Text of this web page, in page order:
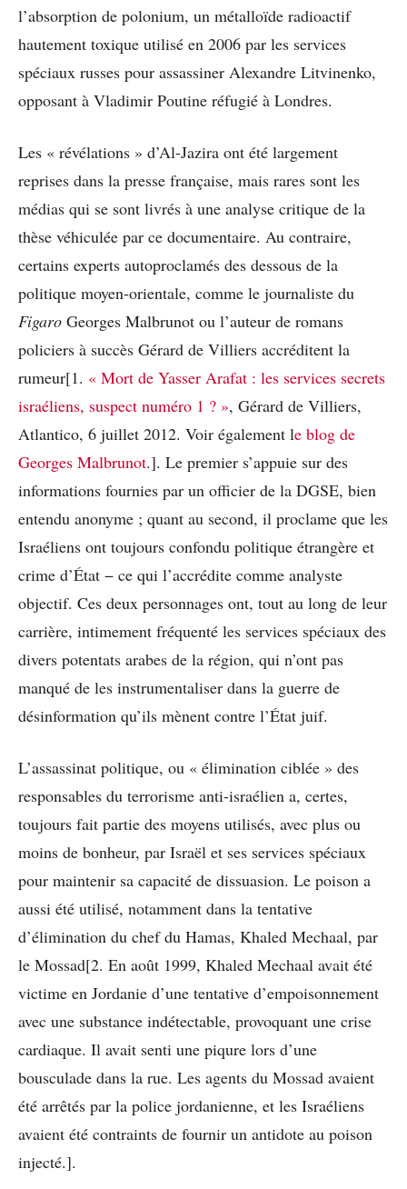
l’absorption de polonium, un métalloïde radioactif
hautement toxique utilisé en 2006 par les services
spéciaux russes pour assassiner Alexandre Litvinenko,
opposant à Vladimir Poutine réfugié à Londres.
Les « révélations » d’Al-Jazira ont été largement
reprises dans la presse française, mais rares sont les
médias qui se sont livrés à une analyse critique de la
thèse véhiculée par ce documentaire. Au contraire,
certains experts autoproclamés des dessous de la
politique moyen-orientale, comme le journaliste du
Figaro Georges Malbrunot ou l’auteur de romans
policiers à succès Gérard de Villiers accréditent la
rumeur[1. « Mort de Yasser Arafat : les services secrets
israéliens, suspect numéro 1 ? », Gérard de Villiers,
Atlantico, 6 juillet 2012. Voir également le blog de
Georges Malbrunot.]. Le premier s’appuie sur des
informations fournies par un officier de la DGSE, bien
entendu anonyme ; quant au second, il proclame que les
Israéliens ont toujours confondu politique étrangère et
crime d’État − ce qui l’accrédite comme analyste
objectif. Ces deux personnages ont, tout au long de leur
carrière, intimement fréquenté les services spéciaux des
divers potentats arabes de la région, qui n’ont pas
manqué de les instrumentaliser dans la guerre de
désinformation qu’ils mènent contre l’État juif.
L’assassinat politique, ou « élimination ciblée » des
responsables du terrorisme anti-israélien a, certes,
toujours fait partie des moyens utilisés, avec plus ou
moins de bonheur, par Israël et ses services spéciaux
pour maintenir sa capacité de dissuasion. Le poison a
aussi été utilisé, notamment dans la tentative
d’élimination du chef du Hamas, Khaled Mechaal, par
le Mossad[2. En août 1999, Khaled Mechaal avait été
victime en Jordanie d’une tentative d’empoisonnement
avec une substance indétectable, provoquant une crise
cardiaque. Il avait senti une piqure lors d’une
bousculade dans la rue. Les agents du Mossad avaient
été arrêtés par la police jordanienne, et les Israéliens
avaient été contraints de fournir un antidote au poison
injecté.].